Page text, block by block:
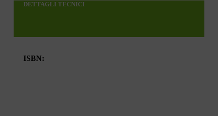
DETTAGLI TECNICI
ISBN: